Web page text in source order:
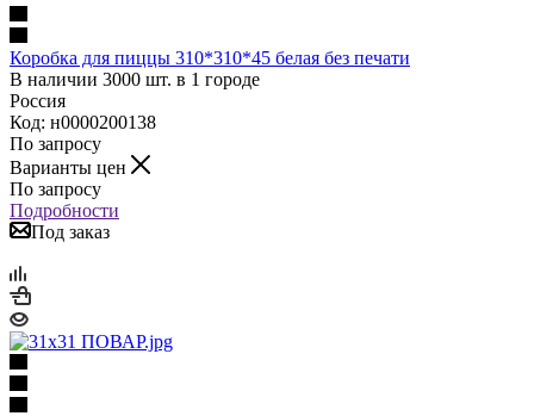
Коробка для пиццы 310*310*45 белая без печати
В наличии 3000 шт. в 1 городе
Россия
Код: н0000200138
По запросу
Варианты цен
По запросу
Подробности
Под заказ